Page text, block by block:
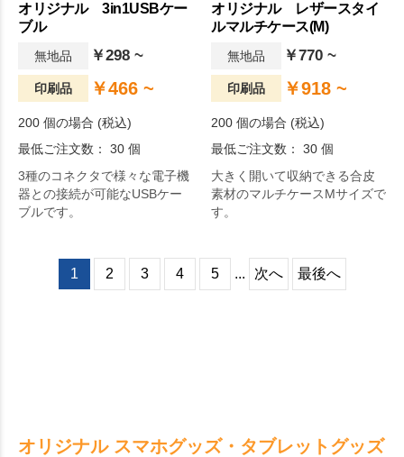
オリジナル 3in1USBケー
ブル
無地品 ￥298 ~
印刷品 ￥466 ~
200 個の場合 (税込)
最低ご注文数： 30 個
3種のコネクタで様々な電子機
器との接続が可能なUSBケー
ブルです。
オリジナル レザースタイ
ルマルチケース(M)
無地品 ￥770 ~
印刷品 ￥918 ~
200 個の場合 (税込)
最低ご注文数： 30 個
大きく開いて収納できる合皮
素材のマルチケースMサイズで
す。
1 2 3 4 5 ... 次へ 最後へ
オリジナル スマホグッズ・タブレットグッズ